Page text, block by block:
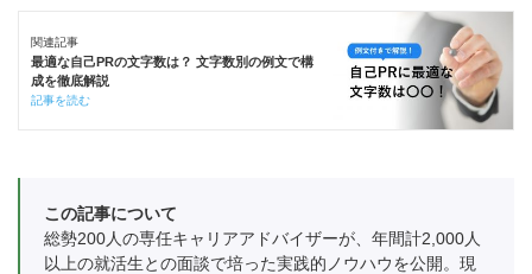
関連記事
最適な自己PRの文字数は？ 文字数別の例文で構
成を徹底解説
記事を読む
この記事について
総勢200人の専任キャリアアドバイザーが、年間計2,000人
以上の就活生との面談で培った実践的ノウハウを公開。現